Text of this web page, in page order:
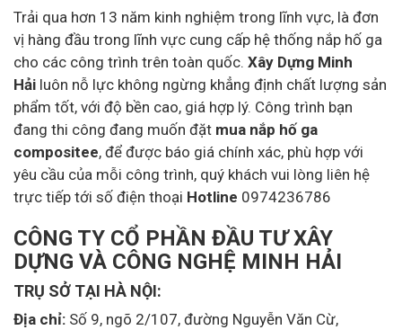
Trải qua hơn 13 năm kinh nghiệm trong lĩnh vực, là đơn
vị hàng đầu trong lĩnh vực cung cấp hệ thống nắp hố ga
cho các công trình trên toàn quốc. Xây Dựng Minh
Hải luôn nỗ lực không ngừng khẳng định chất lượng sản
phẩm tốt, với độ bền cao, giá hợp lý. Công trình bạn
đang thi công đang muốn đặt mua nắp hố ga
compositee, để được báo giá chính xác, phù hợp với
yêu cầu của mỗi công trình, quý khách vui lòng liên hệ
trực tiếp tới số điện thoại Hotline 0974236786
CÔNG TY CỔ PHẦN ĐẦU TƯ XÂY
DỰNG VÀ CÔNG NGHỆ MINH HẢI
TRỤ SỞ TẠI HÀ NỘI:
Địa chỉ: Số 9, ngõ 2/107, đường Nguyễn Văn Cừ,